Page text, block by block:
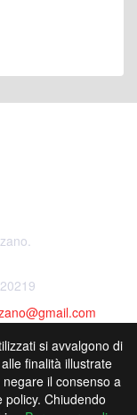
si avvalgono di
finalità illustrate
il consenso a
Chiudendo